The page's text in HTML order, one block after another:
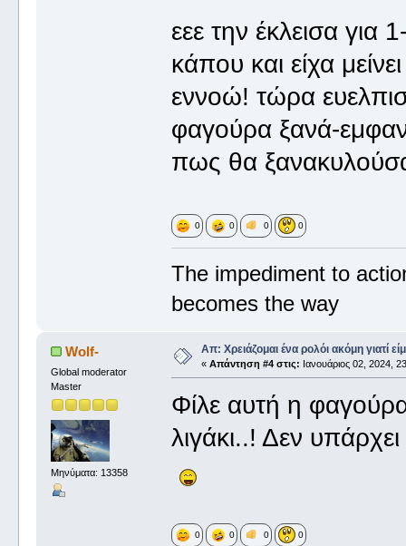
εεε την έκλεισα για
κάπου και είχα
εννοώ! τώρα
φαγούρα ξανά-
πως θα
0 0 0 0
The impediment to
becomes the way
Wolf-
Global moderator
Master
Μηνύματα: 13358
Απ: Χρειάζομαι ένα ρολόι ακόμη γιατί
« Απάντηση #4 στις: Ιανουάριος 02, 2024,
Φίλε αυτή η
λιγάκι..! Δεν
0 0 0 0